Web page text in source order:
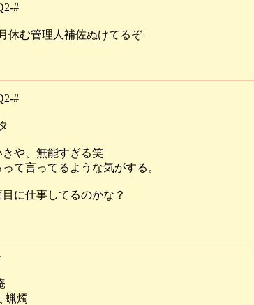
#
休む管理人補佐ぬけてるぞ
#
や、無能すぎる笑
て言ってるような気がする。
に仕事してるのかな？
蝋燭